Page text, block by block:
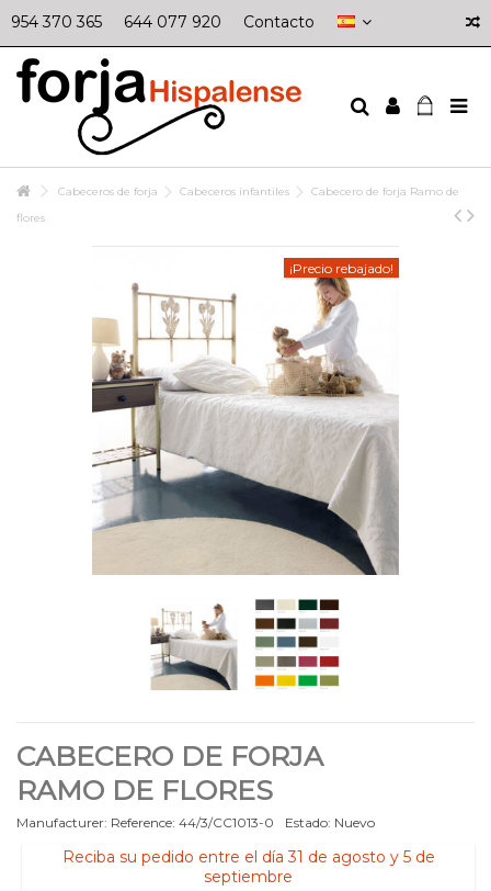
954 370 365 644 077 920 Contacto
Cabeceros de forja Cabeceros infantiles
Cabecero de forja Ramo de
flores
¡Precio rebajado!
CABECERO DE FORJA
RAMO DE FLORES
Manufacturer: Reference: 44/3/CC1013-0 Estado: Nuevo
Reciba su pedido entre el día 31 de agosto y 5 de
septiembre